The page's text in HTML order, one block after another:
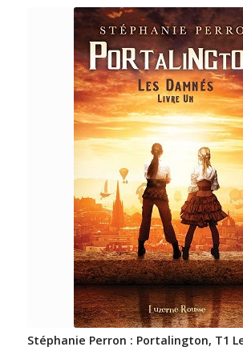
Stéphanie Perron : Portalington, T1